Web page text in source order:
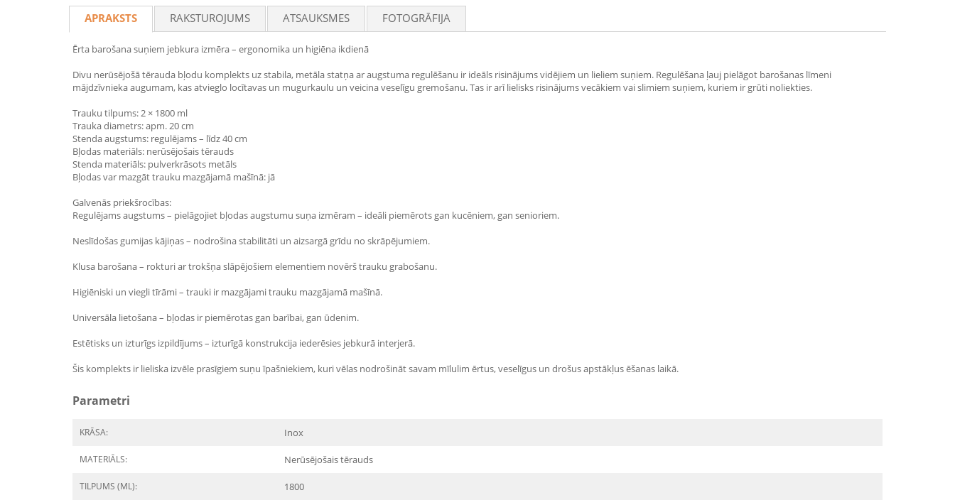
APRAKSTS RAKSTUROJUMS ATSAUKSMES FOTOGRĀFIJA
Ērta barošana suņiem jebkura izmēra – ergonomika un higiēna ikdienā
Divu nerūsējošā tērauda bļodu komplekts uz stabila, metāla statņa ar augstuma regulēšanu ir ideāls risinājums vidējiem un lieliem suņiem. Regulēšana ļauj pielāgot barošanas līmeni
mājdzīvnieka augumam, kas atvieglo locītavas un mugurkaulu un veicina veselīgu gremošanu. Tas ir arī lielisks risinājums vecākiem vai slimiem suņiem, kuriem ir grūti noliekties.
Trauku tilpums: 2 × 1800 ml
Trauka diametrs: apm. 20 cm
Stenda augstums: regulējams – līdz 40 cm
Bļodas materiāls: nerūsējošais tērauds
Stenda materiāls: pulverkrāsots metāls
Bļodas var mazgāt trauku mazgājamā mašīnā: jā
Galvenās priekšrocības:
Regulējams augstums – pielāgojiet bļodas augstumu suņa izmēram – ideāli piemērots gan kucēniem, gan senioriem.
Neslīdošas gumijas kājiņas – nodrošina stabilitāti un aizsargā grīdu no skrāpējumiem.
Klusa barošana – rokturi ar trokšņa slāpējošiem elementiem novērš trauku grabošanu.
Higiēniski un viegli tīrāmi – trauki ir mazgājami trauku mazgājamā mašīnā.
Universāla lietošana – bļodas ir piemērotas gan barībai, gan ūdenim.
Estētisks un izturīgs izpildījums – izturīgā konstrukcija iederēsies jebkurā interjerā.
Šis komplekts ir lieliska izvēle prasīgiem suņu īpašniekiem, kuri vēlas nodrošināt savam mīlulim ērtus, veselīgus un drošus apstākļus ēšanas laikā.
Parametri
KRĀSA: Inox
MATERIĀLS: Nerūsējošais tērauds
TILPUMS (ML): 1800